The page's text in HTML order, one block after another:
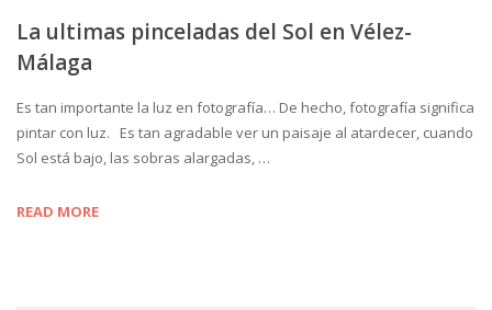
La ultimas pinceladas del Sol en Vélez-
Málaga
Es tan importante la luz en fotografía… De hecho, fotografía significa
pintar con luz. Es tan agradable ver un paisaje al atardecer, cuando
Sol está bajo, las sobras alargadas, …
READ MORE